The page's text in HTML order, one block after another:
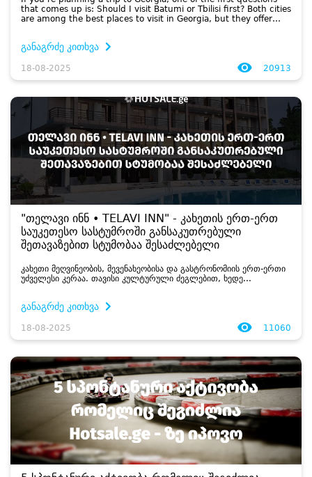
that comes up is: Should I visit Batumi or Tbilisi first? Both cities
are among the best places to visit in Georgia, but they offer
განაგრძე კითხვა
18-08-2025 20913
"თელავი ინნ • TELAVI INN" - კახეთის ერთ-ერთ
საუკეთესო სასტუმროში განსაკუთრებული
შეთავაზებით სტუმობაა შესაძლებელი
კა­ხე­თი მეღ­ვი­ნე­ო­ბის, მე­ვე­ნა­ხე­ო­ბი­სა და გას­ტრო­ნო­მი­ის ერთ-ერთი
უძ­ვე­ლე­სი კე­რაა. თა­ვი­სი კულ­ტუ­რუ­ლი ძეგ­ლე­ბით, ხე­დე­...
განაგრძე კითხვა
18-08-2025 11060